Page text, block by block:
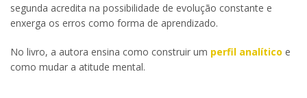
segunda acredita na possibilidade de evolução constante e
enxerga os erros como forma de aprendizado.
No livro, a autora ensina como construir um perfil analítico e
como mudar a atitude mental.